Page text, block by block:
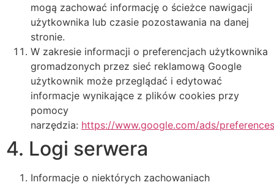
mogą zachować informację o ścieżce nawigacji
użytkownika lub czasie pozostawania na danej
stronie.
W zakresie informacji o preferencjach użytkownika
gromadzonych przez sieć reklamową Google
użytkownik może przeglądać i edytować
informacje wynikające z plików cookies przy
pomocy
narzędzia: https://www.google.com/ads/
4. Logi serwera
Informacje o niektórych zachowaniach